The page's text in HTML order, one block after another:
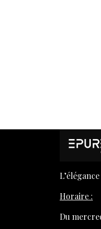
Horaire :
Du